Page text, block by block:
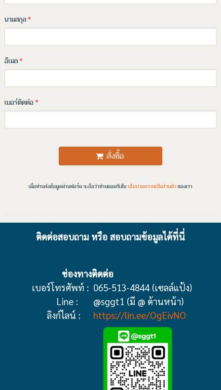
นามสกุล*
อีเมล*
เบอร์ติดต่อ *
สั่งซื้อ
เมื่อท่านส่งข้อมูลผ่านฟอร์ม จะถือว่าท่านยอมรับในนโยบายความเป็นส่วนตัวของเรา
ติดต่อสอบถาม หรือ สอบถามข้อมูลได้ที่นี่
ช่องทางติดต่อ
เบอร์โทรศัพท์ : 065-513-4844 (เซลล์แป้ง)
Line :
@sggt1 (มี @ ด้านหน้า)
ลิงก์ไลน์ :
https://lin.ee/OgEivNO